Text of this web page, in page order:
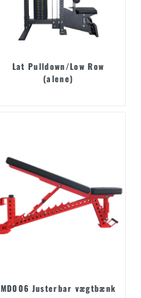
Lat Pulldown/Low Row
(alene)
MD006 Justerbar vægtbænk